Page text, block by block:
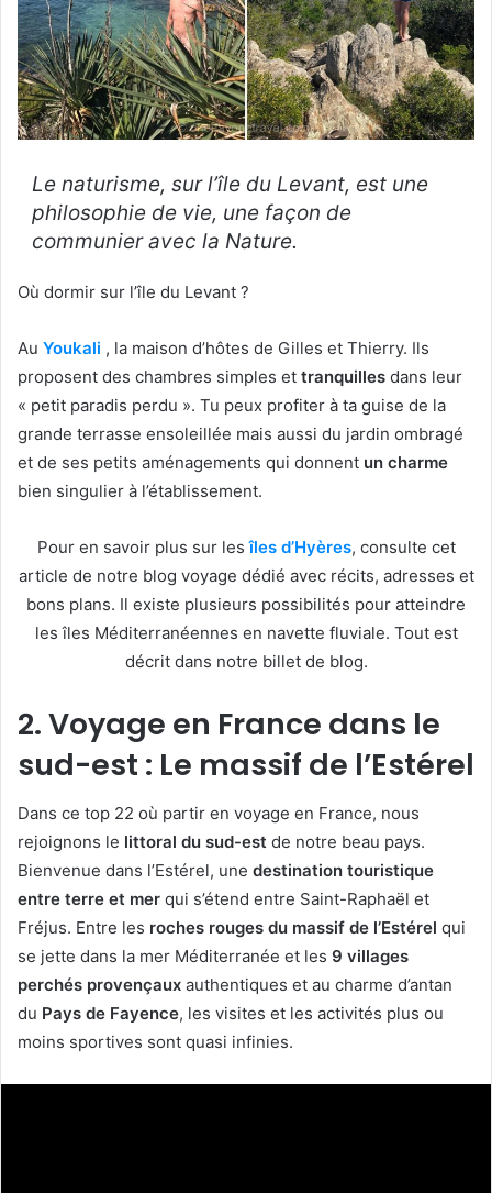
Le naturisme, sur l’île du Levant, est une
philosophie de vie, une façon de
communier avec la Nature.
Où dormir sur l’île du Levant ?
Au Youkali , la maison d’hôtes de Gilles et Thierry. Ils
proposent des chambres simples et tranquilles dans leur
« petit paradis perdu ». Tu peux profiter à ta guise de la
grande terrasse ensoleillée mais aussi du jardin ombragé
et de ses petits aménagements qui donnent un charme
bien singulier à l’établissement.
Pour en savoir plus sur lesîles d’Hyères, consulte cet
article de notre blog voyage dédié avec récits, adresses et
bons plans. Il existe plusieurs possibilités pour atteindre
les îles Méditerranéennes en navette fluviale. Tout est
décrit dans notre billet de blog.
2. Voyage en France dans le
sud-est : Le massif de l’Estérel
Dans ce top 22 où partir en voyage en France, nous
rejoignons le littoral du sud-est de notre beau pays.
Bienvenue dans l’Estérel, une destination touristique
entre terre et mer qui s’étend entre Saint-Raphaël et
Fréjus. Entre les roches rouges du massif de l’Estérel qui
se jette dans la mer Méditerranée et les 9 villages
perchés provençaux authentiques et au charme d’antan
du Pays de Fayence, les visites et les activités plus ou
moins sportives sont quasi infinies.